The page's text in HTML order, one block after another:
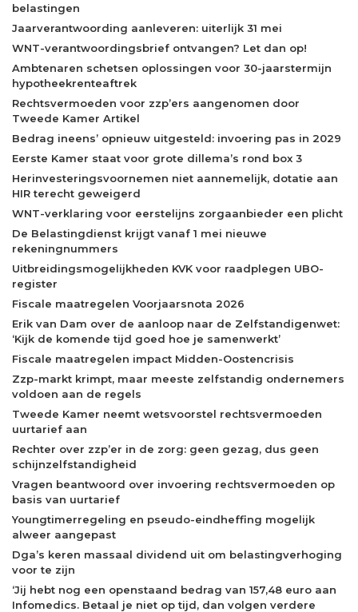
belastingen
Jaarverantwoording aanleveren: uiterlijk 31 mei
WNT-verantwoordingsbrief ontvangen? Let dan op!
Ambtenaren schetsen oplossingen voor 30-jaarstermijn
hypotheekrenteaftrek
Rechtsvermoeden voor zzp’ers aangenomen door
Tweede Kamer Artikel
Bedrag ineens’ opnieuw uitgesteld: invoering pas in 2029
Eerste Kamer staat voor grote dillema’s rond box 3
Herinvesteringsvoornemen niet aannemelijk, dotatie aan
HIR terecht geweigerd
WNT-verklaring voor eerstelijns zorgaanbieder een plicht
De Belastingdienst krijgt vanaf 1 mei nieuwe
rekeningnummers
Uitbreidingsmogelijkheden KVK voor raadplegen UBO-
register
Fiscale maatregelen Voorjaarsnota 2026
Erik van Dam over de aanloop naar de Zelfstandigenwet:
‘Kijk de komende tijd goed hoe je samenwerkt’
Fiscale maatregelen impact Midden-Oostencrisis
Zzp-markt krimpt, maar meeste zelfstandig ondernemers
voldoen aan de regels
Tweede Kamer neemt wetsvoorstel rechtsvermoeden
uurtarief aan
Rechter over zzp’er in de zorg: geen gezag, dus geen
schijnzelfstandigheid
Vragen beantwoord over invoering rechtsvermoeden op
basis van uurtarief
Youngtimerregeling en pseudo-eindheffing mogelijk
alweer aangepast
Dga’s keren massaal dividend uit om belastingverhoging
voor te zijn
‘Jij hebt nog een openstaand bedrag van 157,48 euro aan
Infomedics. Betaal je niet op tijd, dan volgen verdere